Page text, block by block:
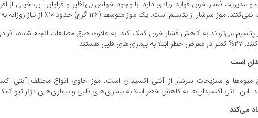
مدیریت فشار خون فواید زیادی دارد. با وجود خواص بی‌نظیر و فراوان آن، خیلی از
از پتاسیم است. یک موز متوسط (۱۲۶ گرم) حدود ۱۰٪ از نیاز روزانه به پتاسیم را تأمین می‌کند.
پتاسیم می‌تواند به کاهش فشار خون کمک کند. به علاوه، طبق مطالعات انجام شده،
هستند.
است
میوه‌ها و سبزیجات سرشار از آنتی اکسیدان است. موز حاوی انواع مختلف آنتی
این آنتی اکسیدان‌ها به کاهش خطر ابتلا به بیماری‌های قلبی و بیماری‌های دژنراتیو
می‌کند